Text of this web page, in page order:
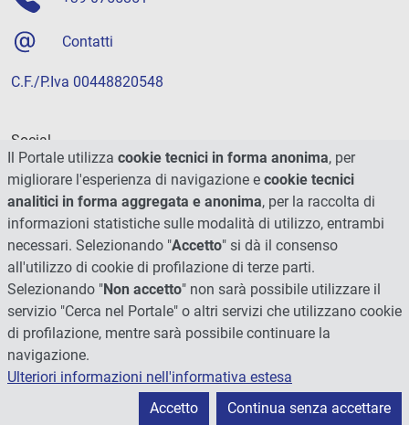
Contatti
C.F./P.Iva 00448820548
Social
© 2026 - Università degli Studi di Perugia
Il Portale utilizza cookie tecnici in forma anonima, per
migliorare l'esperienza di navigazione e cookie tecnici
analitici in forma aggregata e anonima, per la raccolta di
informazioni statistiche sulle modalità di utilizzo, entrambi
necessari. Selezionando "Accetto" si dà il consenso
all'utilizzo di cookie di profilazione di terze parti.
Selezionando "Non accetto" non sarà possibile utilizzare il
servizio "Cerca nel Portale" o altri servizi che utilizzano cookie
di profilazione, mentre sarà possibile continuare la
navigazione.
Ulteriori informazioni nell'informativa estesa
Accetto
Continua senza accettare